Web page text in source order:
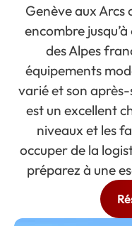
Genève aux
encombre
des Alpes
équipements
varié et son
est un excellent
niveaux et les
occuper de la
préparez à une